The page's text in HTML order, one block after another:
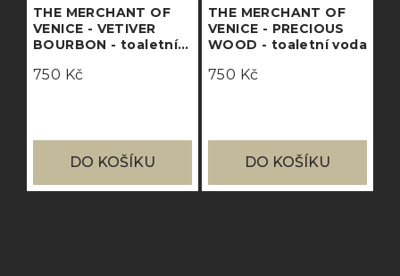
THE MERCHANT OF
VENICE - VETIVER
BOURBON - toaletní
750 Kč
DO KOŠÍKU
THE MERCHANT OF
VENICE - PRECIOUS
WOOD - toaletní voda
750 Kč
DO KOŠÍKU